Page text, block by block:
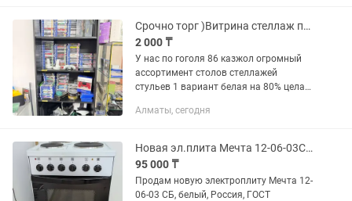
Срочно торг )Витрина стеллаж полка шкаф стол стул кресло
2 000 ₸
У нас по гоголя 86 казжол огромный
ассортимент столов стеллажей
стульев 1 вариант белая на 80% целая
8000тг 2 полка черная серая
Алматы, сегодня
Новая эл.плита Мечта 12-06-03СБ, белый, Россия
95 000 ₸
Продам новую электроплиту Мечта 12-
06-03 СБ, белый, Россия, ГОСТ